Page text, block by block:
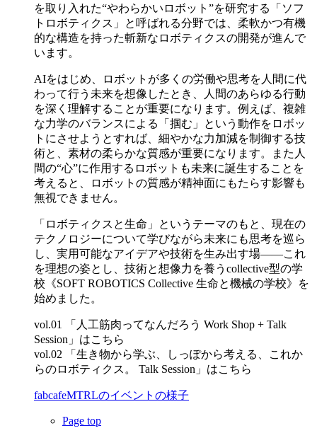
を取り入れた“やわらかいロボット”を研究する「ソフ
トロボティクス」と呼ばれる分野では、柔軟かつ有機
的な構造を持った斬新なロボティクスの開発が進んで
います。
AIをはじめ、ロボットが多くの労働や思考を人間に代
わって行う未来を想像したとき、人間のあらゆる行動
を深く理解することが重要になります。例えば、複雑
な力学のバランスによる「掴む」という動作をロボッ
トにさせようとすれば、細やかな力加減を制御する技
術と、素材の柔らかな質感が重要になります。また人
間の“心”に作用するロボットも未来に誕生することを
考えると、ロボットの質感が精神面にもたらす影響も
無視できません。
「ロボティクスと生命」というテーマのもと、現在の
テクノロジーについて学びながら未来にも思考を巡ら
し、実用可能なアイデアや技術を生み出す場——これ
を理想の姿とし、技術と想像力を養うcollective型の学
校《SOFT ROBOTICS Collective 生命と機械の学校》を
始めました。
vol.01 「人工筋肉ってなんだろう Work Shop + Talk
Session」はこちら
vol.02 「生き物から学ぶ、しっぽから考える、これか
らのロボティクス。 Talk Session」はこちら
fabcafeMTRLのイベントの様子
Page top